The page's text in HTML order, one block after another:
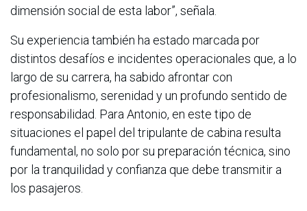
dimensión social de esta labor”, señala.
Su experiencia también ha estado marcada por
distintos desafíos e incidentes operacionales que, a lo
largo de su carrera, ha sabido afrontar con
profesionalismo, serenidad y un profundo sentido de
responsabilidad. Para Antonio, en este tipo de
situaciones el papel del tripulante de cabina resulta
fundamental, no solo por su preparación técnica, sino
por la tranquilidad y confianza que debe transmitir a
los pasajeros.